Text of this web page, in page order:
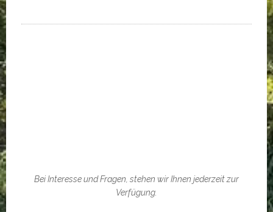
Bei Interesse und Fragen, stehen wir Ihnen jederzeit zur
Verfügung.